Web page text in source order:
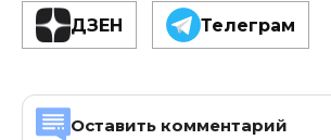
ДЗЕН Телеграм
Оставить комментарий